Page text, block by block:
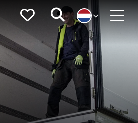
FavorietenZoeken
Menu